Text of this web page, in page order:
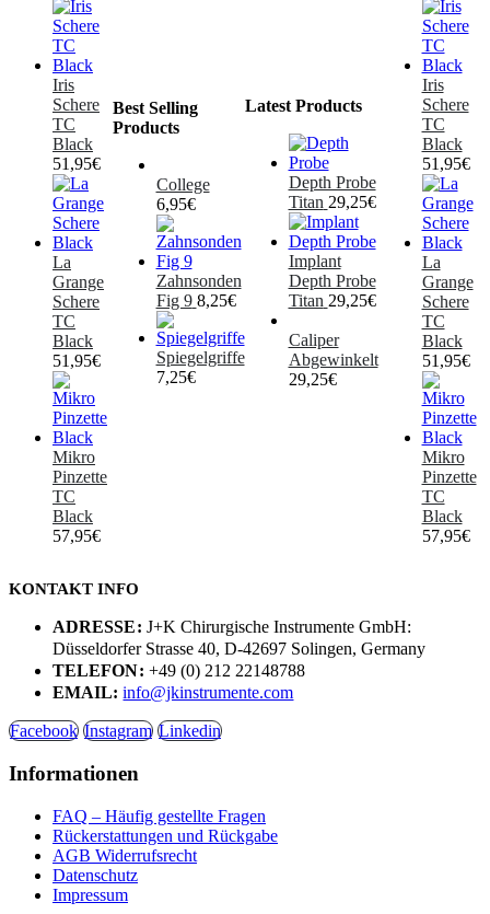
Iris
Schere
TC
Black
51,95€
La
Grange
Schere
TC
Black
51,95€
Mikro
Pinzette
TC
Black
57,95€
Best Selling
Products
College
6,95€
Zahnsonden
Fig 9 8,25€
Spiegelgriffe
7,25€
Latest Products
Depth Probe
Titan 29,25€
Implant
Depth Probe
Titan 29,25€
Caliper
Abgewinkelt
29,25€
Iris
Schere
TC
Black
51,95€
La
Grange
Schere
TC
Black
51,95€
Mikro
Pinzette
TC
Black
57,95€
KONTAKT INFO
ADRESSE: J+K Chirurgische Instrumente GmbH:
Düsseldorfer Strasse 40, D-42697 Solingen, Germany
TELEFON: +49 (0) 212 22148788
EMAIL: info@jkinstrumente.com
Facebook Instagram Linkedin
Informationen
FAQ – Häufig gestellte Fragen
Rückerstattungen und Rückgabe
AGB Widerrufsrecht
Datenschutz
Impressum